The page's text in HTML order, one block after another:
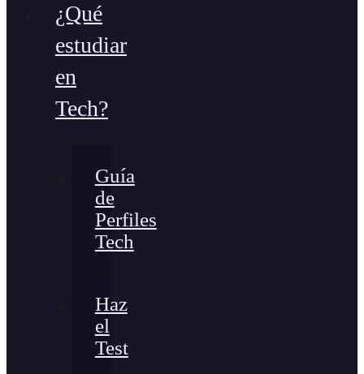
¿Qué
estudiar
en
Tech?
Guía
de
Perfiles
Tech
Haz
el
Test